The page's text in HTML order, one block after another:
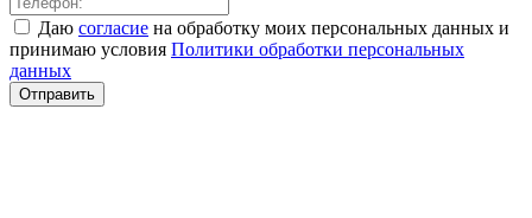
Даю согласие на обработку моих персональных данных и
принимаю условия Политики обработки персональных
данных
Отправить